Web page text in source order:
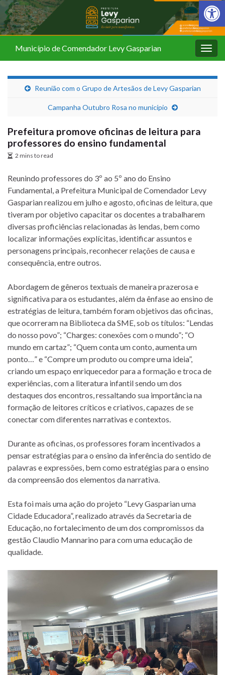
Barra de
Município de Comendador Levy Gasparian
Reunião com o Grupo de Artesãos de Levy Gasparian
Campanha Outubro Rosa no município
Prefeitura promove oficinas de leitura para
professores do ensino fundamental
2 mins to read
Reunindo professores do 3º ao 5º ano do Ensino
Fundamental, a Prefeitura Municipal de Comendador Levy
Gasparian realizou em julho e agosto, oficinas de leitura, que
tiveram por objetivo capacitar os docentes a trabalharem
diversas proficiências relacionadas às lendas, bem como
localizar informações explícitas, identificar assuntos e
personagens principais, reconhecer relações de causa e
consequência, entre outros.
Abordagem de gêneros textuais de maneira prazerosa e
significativa para os estudantes, além da ênfase ao ensino de
estratégias de leitura, também foram objetivos das oficinas,
que ocorreram na Biblioteca da SME, sob os títulos: “Lendas
do nosso povo”; “Charges: conexões com o mundo”; “O
mundo em cartaz”; “Quem conta um conto, aumenta um
ponto…” e “Compre um produto ou compre uma ideia”,
criando um espaço enriquecedor para a formação e troca de
experiências, com a literatura infantil sendo um dos
destaques dos encontros, ressaltando sua importância na
formação de leitores críticos e criativos, capazes de se
conectar com diferentes narrativas e contextos.
Durante as oficinas, os professores foram incentivados a
pensar estratégias para o ensino da inferência do sentido de
palavras e expressões, bem como estratégias para o ensino
da compreensão dos elementos da narrativa.
Esta foi mais uma ação do projeto “Levy Gasparian uma
Cidade Educadora”, realizado através da Secretaria de
Educação, no fortalecimento de um dos compromissos da
gestão Claudio Mannarino para com uma educação de
qualidade.